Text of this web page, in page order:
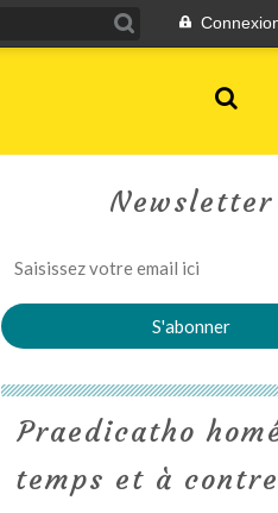
Newsletter
Praedicatho
temps et à